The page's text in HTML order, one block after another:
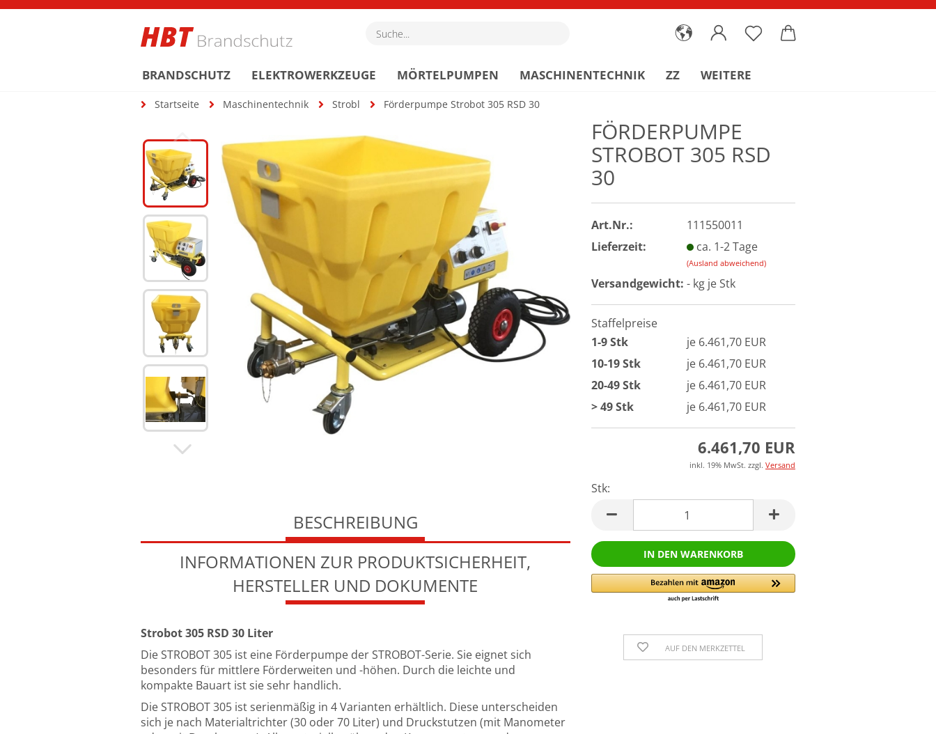
BRANDSCHUTZ ELEKTROWERKZEUGE MÖRTELPUMPEN MASCHINENTECHNIK ZZ WEITERE
Startseite Maschinentechnik Strobl Förderpumpe Strobot 305 RSD 30
FÖRDERPUMPE
STROBOT 305 RSD
30
Art.Nr.:
111550011
Lieferzeit:
ca. 1-2 Tage
(Ausland abweichend)
Versandgewicht: -kg je Stk
Staffelpreise
1-9 Stk
je 6.461,70 EUR
10-19 Stk
je 6.461,70 EUR
20-49 Stk
je 6.461,70 EUR
> 49 Stk
je 6.461,70 EUR
6.461,70 EUR
inkl. 19% MwSt. zzgl. Versand
Stk:
AUF DEN MERKZETTEL
BESCHREIBUNG
INFORMATIONEN ZUR PRODUKTSICHERHEIT,
HERSTELLER UND DOKUMENTE
Strobot 305 RSD 30 Liter
Die STROBOT 305 ist eine Förderpumpe der STROBOT-Serie. Sie eignet sich
besonders für mittlere Förderweiten und -höhen. Durch die leichte und
kompakte Bauart ist sie sehr handlich.
Die STROBOT 305 ist serienmäßig in 4 Varianten erhältlich. Diese unterscheiden
sich je nach Materialtrichter (30 oder 70 Liter) und Druckstutzen (mit Manometer